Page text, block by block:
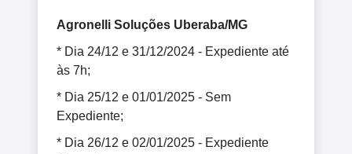
Agronelli Soluções Uberaba/MG
* Dia 24/12 e 31/12/2024 - Expediente até
às 7h;
* Dia 25/12 e 01/01/2025 - Sem
Expediente;
* Dia 26/12 e 02/01/2025 - Expediente